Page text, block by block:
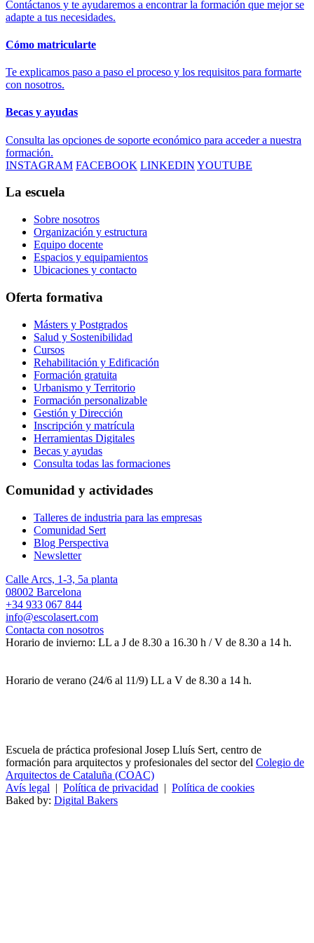
Contáctanos y te ayudaremos a encontrar la formación que mejor se
adapte a tus necesidades.
Cómo matricularte
Te explicamos paso a paso el proceso y los requisitos para formarte
con nosotros.
Becas y ayudas
Consulta las opciones de soporte económico para acceder a nuestra
formación.
INSTAGRAM FACEBOOK LINKEDIN YOUTUBE
La escuela
Sobre nosotros
Organización y estructura
Equipo docente
Espacios y equipamientos
Ubicaciones y contacto
Oferta formativa
Másters y Postgrados
Salud y Sostenibilidad
Cursos
Rehabilitación y Edificación
Formación gratuita
Urbanismo y Territorio
Formación personalizable
Gestión y Dirección
Inscripción y matrícula
Herramientas Digitales
Becas y ayudas
Consulta todas las formaciones
Comunidad y actividades
Talleres de industria para las empresas
Comunidad Sert
Blog Perspectiva
Newsletter
Calle Arcs, 1-3, 5a planta
08002 Barcelona
+34 933 067 844
info@escolasert.com
Contacta con nosotros
Horario de invierno: LL a J de 8.30 a 16.30 h / V de 8.30 a 14 h.
Horario de verano (24/6 al 11/9) LL a V de 8.30 a 14 h.
Escuela de práctica profesional Josep Lluís Sert, centro de
formación para arquitectos y profesionales del sector del Colegio de
Arquitectos de Cataluña (COAC)
Avís legal | Política de privacidad | Política de cookies
Baked by: Digital Bakers